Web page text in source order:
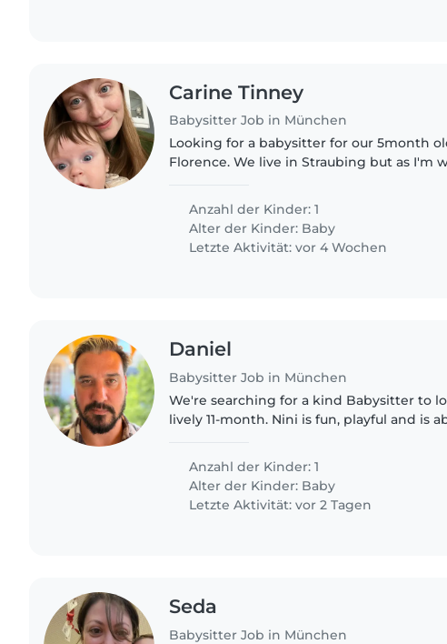
Carine Tinney
Babysitter Job in München
Looking for a babysitter for our 5month
Florence. We live in Straubing but as I'm
during rehearsal. She..
Anzahl der Kinder: 1
Alter der Kinder: Baby
Letzte Aktivität: vor 4 Wochen
Daniel
Babysitter Job in München
We're searching for a kind Babysitter to
lively 11-month. Nini is fun, playful and is
availability!..
Anzahl der Kinder: 1
Alter der Kinder: Baby
Letzte Aktivität: vor 2 Tagen
Seda
Babysitter Job in München